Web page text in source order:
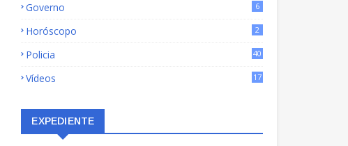
Governo 6
Horóscopo 2
Policia 40
Vídeos 17
EXPEDIENTE